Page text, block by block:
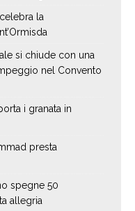
la
si chiude con una
nel Convento
i granata in
presta
spegne 50
allegria